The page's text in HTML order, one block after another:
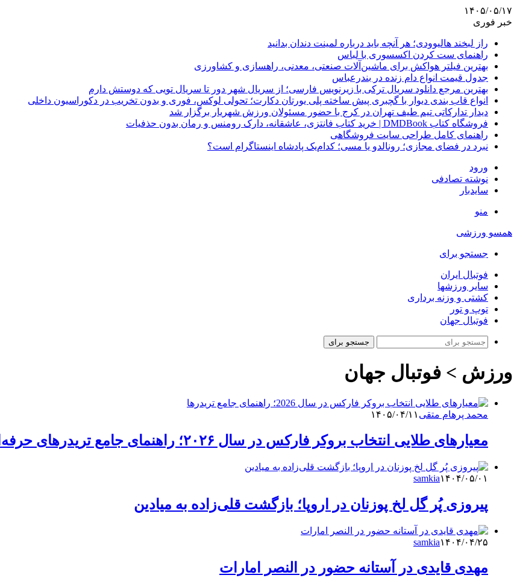
۱۴۰۵/۰۵/۱۷
خبر فوری
راز لبخند هالیوودی؛ هر آنچه باید درباره لمینت دندان بدانید
راهنمای ست کردن اکسسوری با لباس
بهترین فیلتر هواکش برای ماشین‌آلات صنعتی، معدنی، راهسازی و کشاورزی
جدول قیمت انواع دام زنده در بندرعباس
بهترین مرجع دانلود سریال ترکی با زیرنویس فارسی؛ از سریال شهر دور تا سریال تویی که دوستش دارم
انواع قاب بندی دیوار با گچبری پیش ساخته پلی یورتان دکارت؛ تحولی لوکس، فوری و بدون تخریب در دکوراسیون داخلی
دیدار تدارکاتی تیم طیف تهران در کرج با حضور مسئولان ورزش شهریار برگزار شد
فروشگاه کتاب DMDBook | خرید کتاب فانتزی، عاشقانه، دارک رومنس و رمان بدون حذفیات
راهنمای کامل طراحی سایت فروشگاهی
نبرد در فضای مجازی؛ رونالدو یا مسی؛ کدام‌یک پادشاه اینستاگرام است؟
ورود
نوشته تصادفی
سایدبار
منو
همسو ورزشی
جستجو برای
فوتبال ایران
سایر ورزشها
کشتی و وزنه برداری
توپ و تور
فوتبال جهان
جستجو برای
ورزش > فوتبال جهان
محمد پرهام متقی ۱۴۰۵/۰۴/۱۱
معیارهای طلایی انتخاب بروکر فارکس در سال ۲۰۲۶؛ راهنمای جامع تریدرهای حرفه‌ای
samkia۱۴۰۴/۰۵/۰۱
پیروزی پُر گل لخ پوزنان در اروپا؛ بازگشت قلی‌زاده به میادین
samkia۱۴۰۴/۰۴/۲۵
مهدی قایدی در آستانه حضور در النصر امارات